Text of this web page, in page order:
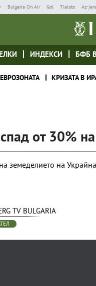
Bulgaria On Air Gol Tialoto Az-
ИНДЕКСИ БФБ
КРИЗАТА В
от 30%
земеделието на Украйна
TV BULGARIA